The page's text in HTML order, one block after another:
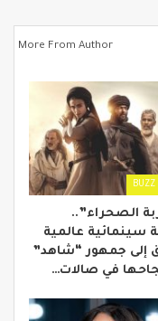
More From Author
BUZZ
الصحراء”..
سينمائية عالمية
إلى جمهور “شاهد”
في صالات…